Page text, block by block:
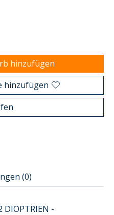
hinzufügen
hinzufügen
(0)
DIOPTRIEN -